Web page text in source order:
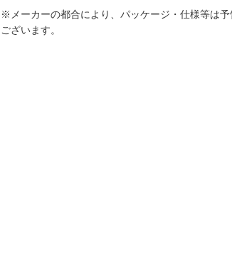
※メーカーの都合により、パッケージ・仕様等は
ございます。